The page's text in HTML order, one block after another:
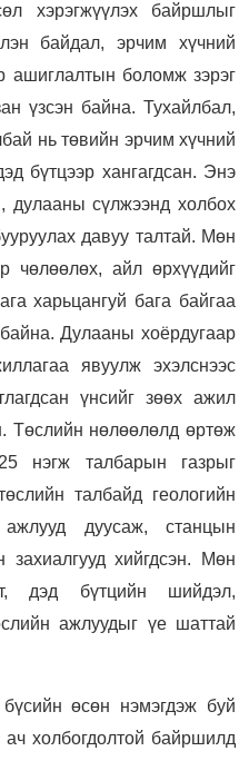
хэрэгжүүлэх байршлыг
байдал, эрчим хүчний
ашиглалтын боломж зэрэг
үзсэн байна. Тухайлбал,
нь төвийн эрчим хүчний
бүтцээр хангагдсан. Энэ
дулааны сүлжээнд холбох
давуу талтай. Мөн
чөлөөлөх, айл өрхүүдийг
харьцангуй бага байгаа
Дулааны хоёрдугаар
явуулж эхэлснээс
үнсийг зөөх ажил
Төслийн нөлөөлөлд өртөж
нэгж талбарын газрыг
талбайд геологийн
дуусаж, станцын
захиалгууд хийгдсэн. Мөн
дэд бүтцийн шийдэл,
ажлуудыг үе шаттай
өсөн нэмэгдэж буй
ач холбогдолтой байршилд